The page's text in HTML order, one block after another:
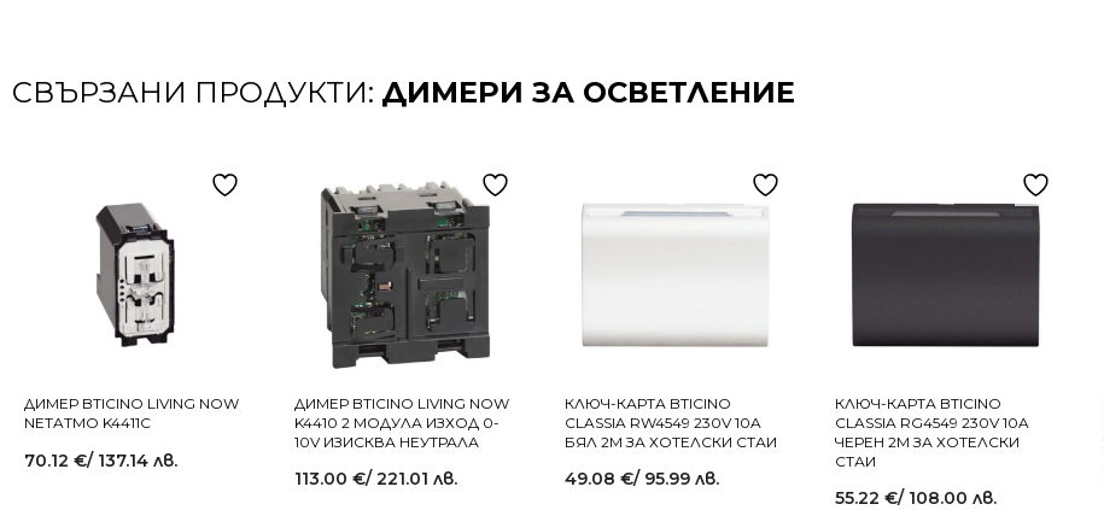
СВЪРЗАНИ ПРОДУКТИ: ДИМЕРИ ЗА ОСВЕТЛЕНИЕ
ДИМЕР BTICINO LIVING NOW
NETATMO K4411C
70.12 €/ 137.14 лв.
ДИМЕР BTICINO LIVING NOW
K4410 2 МОДУЛА ИЗХОД 0-
10V ИЗИСКВА НЕУТРАЛА
113.00 €/ 221.01 лв.
КЛЮЧ-КАРТА BTICINO
CLASSIA RW4549 230V 10A
БЯЛ 2M ЗА ХОТЕЛСКИ СТАИ
49.08 €/ 95.99 лв.
КЛЮЧ-КАРТА BTICINO
CLASSIA RG4549 230V 10A
ЧЕРЕН 2M ЗА ХОТЕЛСКИ
СТАИ
55.22 €/ 108.00 лв.